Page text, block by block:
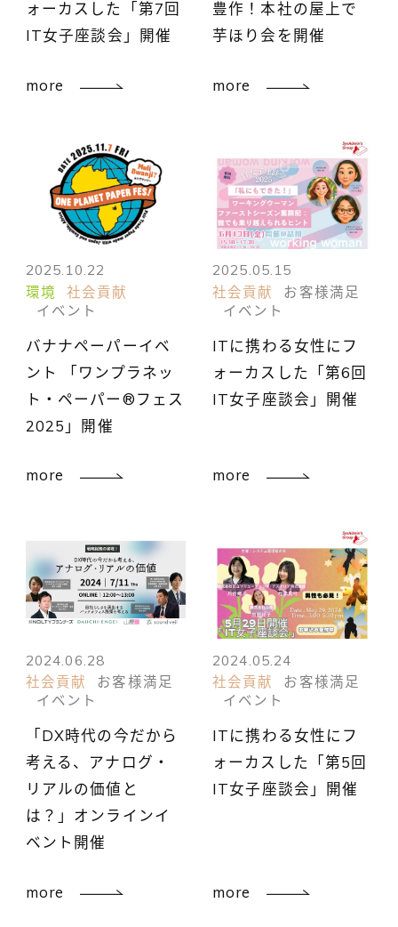
ォーカスした「第7回
IT女子座談会」開催
more
豊作！本社の屋上で
芋ほり会を開催
more
2025.10.22
環境
社会貢献
イベント
バナナペーパーイベ
ント 「ワンプラネッ
ト・ペーパー®フェス
2025」開催
more
2025.05.15
社会貢献
お客様満足
イベント
ITに携わる女性にフ
ォーカスした「第6回
IT女子座談会」開催
more
2024.06.28
社会貢献
お客様満足
イベント
「DX時代の今だから
考える、アナログ・
リアルの価値と
は？」オンラインイ
ベント開催
more
2024.05.24
社会貢献
お客様満足
イベント
ITに携わる女性にフ
ォーカスした「第5回
IT女子座談会」開催
more